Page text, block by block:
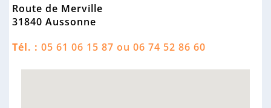
Route de Merville
31840 Aussonne
Tél. : 05 61 06 15 87 ou 06 74 52 86 60